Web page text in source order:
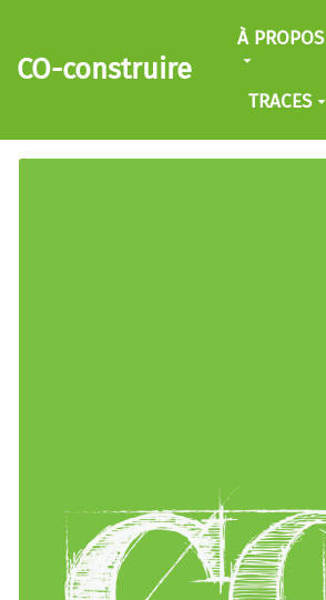
Aller au contenu principal
CO-construire
À PROPOS
TRACES